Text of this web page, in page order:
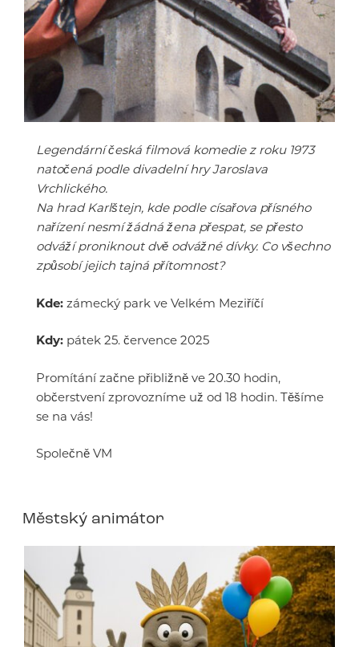
Legendární česká filmová komedie z roku 1973
natočená podle divadelní hry Jaroslava
Vrchlického.
Na hrad Karlštejn, kde podle císařova přísného
nařízení nesmí žádná žena přespat, se přesto
odváží proniknout dvě odvážné dívky. Co všechno
způsobí jejich tajná přítomnost?
Kde: zámecký park ve Velkém Meziříčí
Kdy: pátek 25. července 2025
Promítání začne přibližně ve 20.30 hodin,
občerstvení zprovozníme už od 18 hodin. Těšíme
se na vás!
Společně VM
Městský animátor